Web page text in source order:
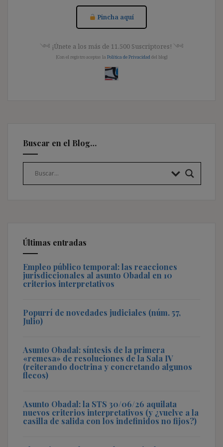
Pincha aquí
༺ ¡Únete a los más de 11.500 Suscriptores! ༺
[Con el registro aceptas la Política de Privacidad del blog]
Buscar en el Blog…
Últimas entradas
Empleo público temporal: las reacciones
jurisdiccionales al asunto Obadal en 10
criterios interpretativos
Popurrí de novedades judiciales (núm. 57,
Julio)
Asunto Obadal: síntesis de la primera
«remesa» de resoluciones de la Sala IV
(reiterando doctrina y concretando algunos
flecos)
Asunto Obadal: la STS 30/06/26 aquilata
nuevos criterios interpretativos (y ¿vuelve a la
casilla de salida con los indefinidos no fijos?)